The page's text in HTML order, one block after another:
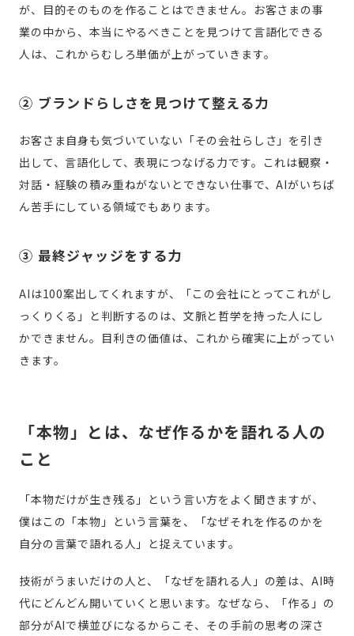
が、目的そのものを作ることはできません。お客さまの事
業の中から、本当にやるべきことを見つけて言語化できる
人は、これからむしろ単価が上がっていきます。
② ブランドらしさを見つけて整える力
お客さま自身も気づいていない「その会社らしさ」を引き
出して、言語化して、表現につなげる力です。これは観察・
対話・経験の積み重ねがないとできない仕事で、AIがいちば
ん苦手にしている領域でもあります。
③ 最終ジャッジをする力
AIは100案出してくれますが、「この会社にとってこれがし
っくりくる」と判断するのは、文脈と哲学を持った人にし
かできません。目利きの価値は、これから確実に上がってい
きます。
「本物」とは、なぜ作るかを語れる人の
こと
「本物だけが生き残る」という言い方をよく聞きますが、
僕はこの「本物」という言葉を、「なぜそれを作るのかを
自分の言葉で語れる人」と捉えています。
技術がうまいだけの人と、「なぜを語れる人」の差は、AI時
代にどんどん開いていくと思います。なぜなら、「作る」の
部分がAIで横並びになるからこそ、その手前の思考の深さ